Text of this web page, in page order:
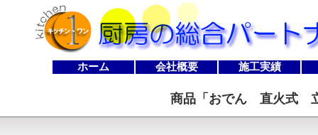
ホーム 会社概要 施工実績
商品「 おでん 直火式 立